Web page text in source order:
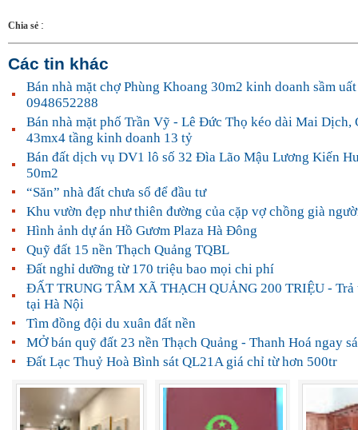
Chia sẻ :
Các tin khác
Bán nhà mặt chợ Phùng Khoang 30m2 kinh doanh sầm
0948652288
Bán nhà mặt phố Trần Vỹ - Lê Đức Thọ kéo dài Mai Dịch,
43mx4 tầng kinh doanh 13 tỷ
Bán đất dịch vụ DV1 lô số 32 Đìa Lão Mậu Lương Kiến
50m2
“Săn” nhà đất chưa sổ để đầu tư
Khu vườn đẹp như thiên đường của cặp vợ chồng già
Hình ảnh dự án Hồ Gươm Plaza Hà Đông
Quỹ đất 15 nền Thạch Quảng TQBL
Đất nghỉ dưỡng từ 170 triệu bao mọi chi phí
ĐẤT TRUNG TÂM XÃ THẠCH QUẢNG 200 TRIỆU - Trả
tại Hà Nội
Tìm đồng đội du xuân đất nền
MỞ bán quỹ đất 23 nền Thạch Quảng - Thanh Hoá ngay
Đất Lạc Thuỷ Hoà Bình sát QL21A giá chỉ từ hơn 500tr